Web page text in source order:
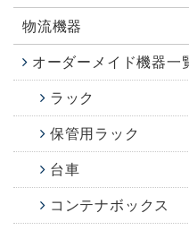
物流機器
オーダーメイド機器一
ラック
保管用ラック
台車
コンテナボックス